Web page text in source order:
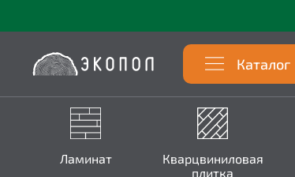
Каталог
Ламинат
Кварцвиниловая
плитка